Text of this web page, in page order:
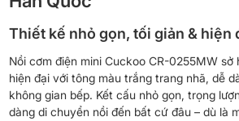
Thiết kế nhỏ gọn, tối giản & hiện
Nồi cơm điện mini Cuckoo CR-0255MW
hiện đại với tông màu trắng trang nhã, dễ
không gian bếp. Kết cấu nhỏ gọn, trọng
dàng di chuyển nồi đến bất cứ đâu – dù là